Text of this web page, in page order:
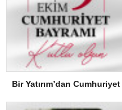
Bir Yatırım’dan Cumhuriyet